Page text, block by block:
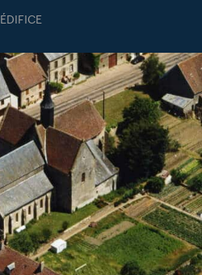
ÉDIFICE